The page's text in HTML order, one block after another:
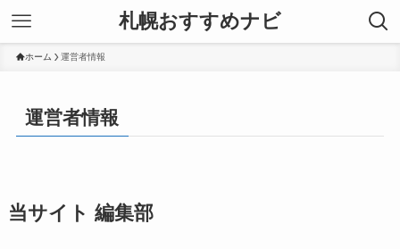
札幌おすすめナビ
ホーム 運営者情報
運営者情報
当サイト 編集部